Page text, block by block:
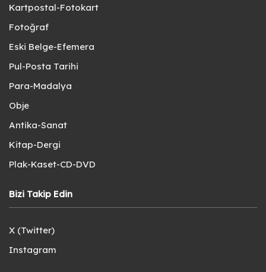
Kartpostal-Fotokart
Fotoğraf
Eski Belge-Efemera
Pul-Posta Tarihi
Para-Madalya
Obje
Antika-Sanat
Kitap-Dergi
Plak-Kaset-CD-DVD
Bizi Takip Edin
X (Twitter)
Instagram